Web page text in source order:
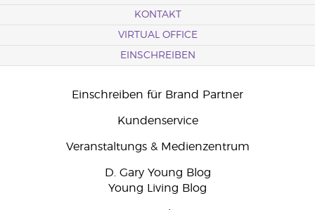
KONTAKT
VIRTUAL OFFICE
EINSCHREIBEN
Einschreiben für Brand Partner
Kundenservice
Veranstaltungs & Medienzentrum
D. Gary Young Blog
Young Living Blog